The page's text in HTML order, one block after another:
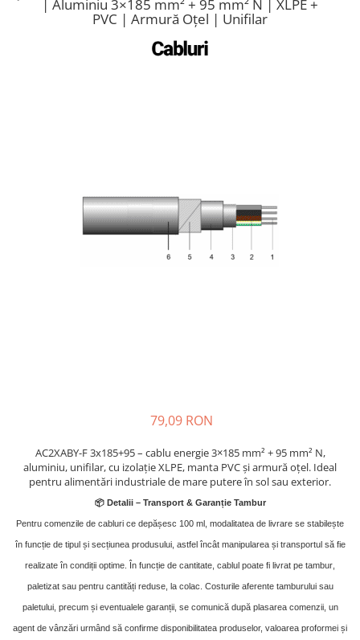
Cabluri semnalizare si control
Cabluri semnalizare si control
| Aluminiu 3×185 mm² + 95 mm² N | XLPE +
PVC | Armură Oțel | Unifilar
79,09 RON
AC2XABY-F 3x185+95 – cablu energie 3×185 mm² + 95 mm² N,
aluminiu, unifilar, cu izolație XLPE, manta PVC și armură oțel. Ideal
pentru alimentări industriale de mare putere în sol sau exterior.
📦 Detalii – Transport & Garanție Tambur
Pentru comenzile de cabluri ce depășesc 100 ml, modalitatea de livrare se stabilește
în funcție de tipul și secțiunea produsului, astfel încât manipularea și transportul să fie
realizate în condiții optime. În funcție de cantitate, cablul poate fi livrat pe tambur
paletizat sau pentru cantități reduse, la colac. Costurile aferente tamburului sau
paletului, precum și eventualele garanții, se comunică după plasarea comenzii, un
agent de vânzări urmând să confirme disponibilitatea produselor, valoarea proformei și